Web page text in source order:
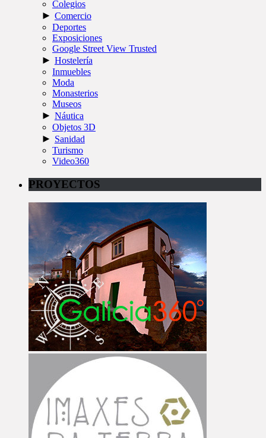
Colegios
► Comercio
Deportes
Exposiciones
Google Street View Trusted
► Hostelería
Inmuebles
Moda
Monasterios
Museos
► Náutica
Objetos 3D
► Sanidad
Turismo
Video360
PROYECTOS